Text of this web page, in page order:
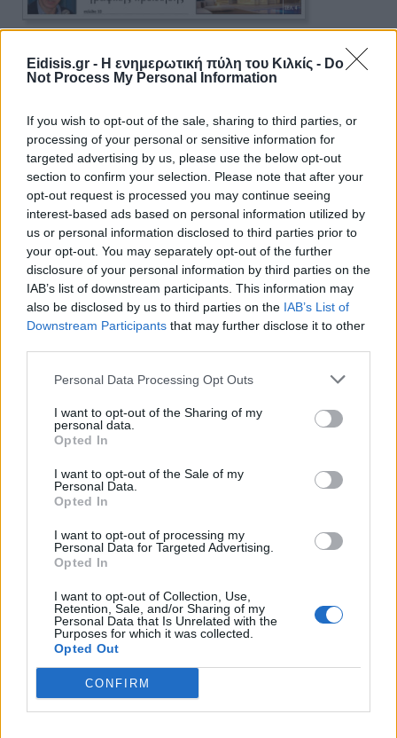
Eidisis.gr - Η ενημερωτική πύλη του Κιλκίς - Do
Not Process My Personal Information
If you wish to opt-out of the sale, sharing to third parties, or
processing of your personal or sensitive information for
targeted advertising by us, please use the below opt-out
section to confirm your selection. Please note that after your
opt-out request is processed you may continue seeing
interest-based ads based on personal information utilized by
us or personal information disclosed to third parties prior to
your opt-out. You may separately opt-out of the further
disclosure of your personal information by third parties on the
IAB’s list of downstream participants. This information may
also be disclosed by us to third parties on the IAB’s List of
Downstream Participants that may further disclose it to other
Personal Data Processing Opt Outs
I want to opt-out of the Sharing of my
personal data.
Opted In
I want to opt-out of the Sale of my
Personal Data.
Opted In
I want to opt-out of processing my
Personal Data for Targeted Advertising.
Opted In
I want to opt-out of Collection, Use,
Retention, Sale, and/or Sharing of my
Personal Data that Is Unrelated with the
Purposes for which it was collected.
Opted Out
CONFIRM
Πρωινή 5-8-2026
Ειδήσεις